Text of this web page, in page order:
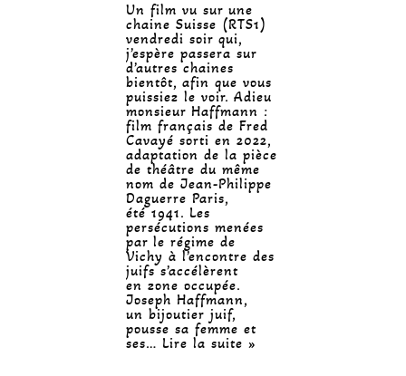
Un film vu sur une
chaine Suisse (RTS1)
vendredi soir qui,
j’espère passera sur
d’autres chaines
bientôt, afin que vous
puissiez le voir. Adieu
monsieur Haffmann :
film français de Fred
Cavayé sorti en 2022,
adaptation de la pièce
de théâtre du même
nom de Jean-Philippe
Daguerre Paris,
été 1941. Les
persécutions menées
par le régime de
Vichy à l’encontre des
juifs s’accélèrent
en zone occupée.
Joseph Haffmann,
un bijoutier juif,
pousse sa femme et
ses… Lire la suite »